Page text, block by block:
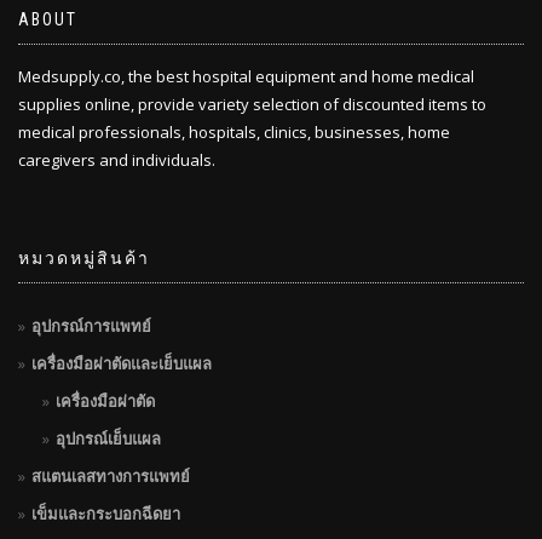
ABOUT
Medsupply.co, the best hospital equipment and home medical
supplies online, provide variety selection of discounted items to
medical professionals, hospitals, clinics, businesses, home
caregivers and individuals.
หมวดหมู่สินค้า
อุปกรณ์การแพทย์
เครื่องมือผ่าตัดและเย็บแผล
เครื่องมือผ่าตัด
อุปกรณ์เย็บแผล
สแตนเลสทางการแพทย์
เข็มและกระบอกฉีดยา